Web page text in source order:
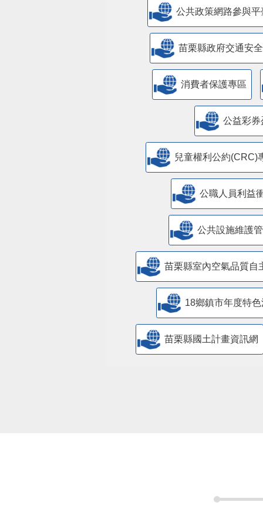
公共政策網路參與平
苗栗縣政府交通安
消費者保護專區
公益彩券
兒童權利公約(CRC)
公職人員利益
公共設施維護
苗栗縣室內空氣品質自
18鄉鎮市年度特
苗栗縣國土計畫資訊網